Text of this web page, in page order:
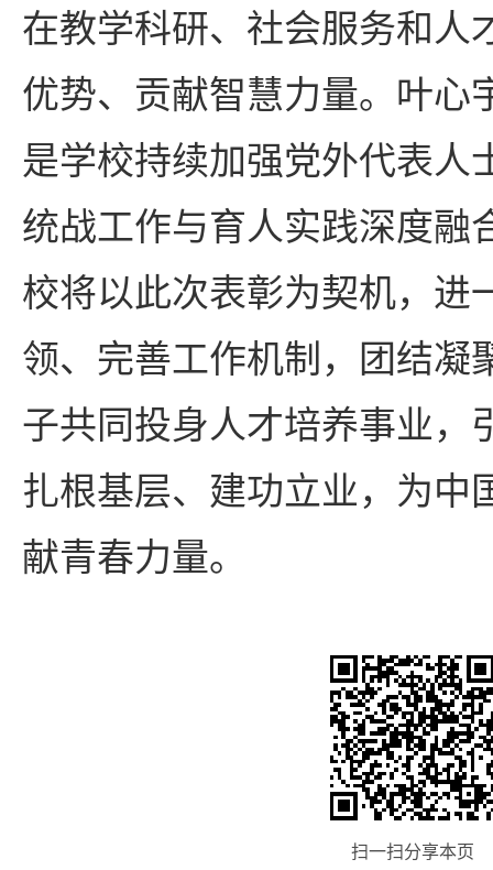
在教学科研、社会服务和人
优势、贡献智慧力量。叶心
是学校持续加强党外代表人
统战工作与育人实践深度融
校将以此次表彰为契机，进
领、完善工作机制，团结凝
子共同投身人才培养事业，
扎根基层、建功立业，为中
献青春力量。
扫一扫分享本页